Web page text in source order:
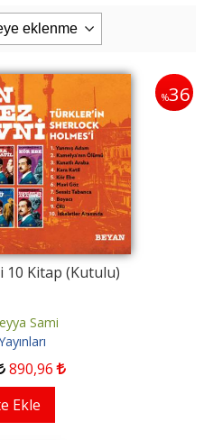
%36
10 Kitap (Kutulu)
Sami
890,96
Ekle